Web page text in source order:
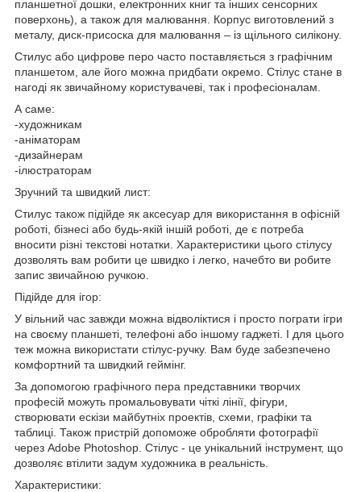
планшетної дошки, електронних книг та інших сенсорних
поверхонь), а також для малювання. Корпус виготовлений з
металу, диск-присоска для малювання – із щільного силікону.
Стилус або цифрове перо часто поставляється з графічним
планшетом, але його можна придбати окремо. Стілус стане в
нагоді як звичайному користувачеві, так і професіоналам.
А саме:
-художникам
-аніматорам
-дизайнерам
-ілюстраторам
Зручний та швидкий лист:
Стилус також підійде як аксесуар для використання в офісній
роботі, бізнесі або будь-якій іншій роботі, де є потреба
вносити різні текстові нотатки. Характеристики цього стілусу
дозволять вам робити це швидко і легко, начебто ви робите
запис звичайною ручкою.
Підійде для ігор:
У вільний час завжди можна відволіктися і просто пограти ігри
на своєму планшеті, телефоні або іншому гаджеті. І для цього
теж можна використати стілус-ручку. Вам буде забезпечено
комфортний та швидкий геймінг.
За допомогою графічного пера представники творчих
професій можуть промальовувати чіткі лінії, фігури,
створювати ескізи майбутніх проектів, схеми, графіки та
таблиці. Також пристрій допоможе обробляти фотографії
через Adobe Photoshop. Стілус - це унікальний інструмент, що
дозволяє втілити задум художника в реальність.
Характеристики: